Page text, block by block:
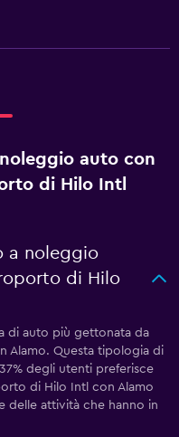
auto con
di Hilo Intl
a noleggio
di Hilo
di auto più gettonata da
Alamo. Questa tipologia di
degli utenti preferisce
di Hilo Intl con Alamo
delle attività che hanno in